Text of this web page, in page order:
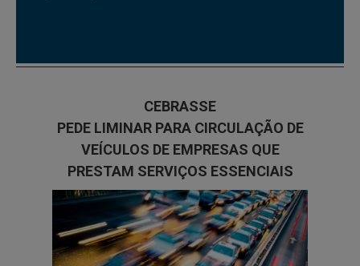
CEBRASSE
PEDE LIMINAR PARA CIRCULAÇÃO DE
VEÍCULOS DE EMPRESAS QUE
PRESTAM SERVIÇOS ESSENCIAIS